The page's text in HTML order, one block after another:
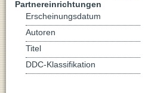
Partnereinrichtungen
Erscheinungsdatum
Autoren
Titel
DDC-Klassifikation